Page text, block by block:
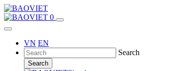
0
VN EN
Search
Search